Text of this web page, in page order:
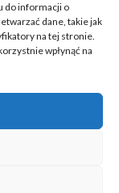
do informacji o
dane, takie jak
na tej stronie.
wpłynąć na